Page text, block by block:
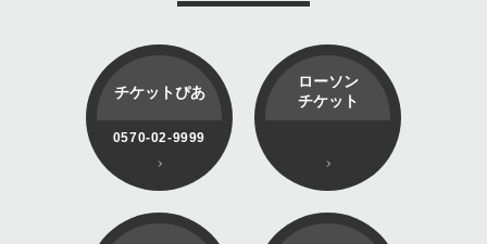
チケットぴあ
0570-02-9999
ローソン
チケット